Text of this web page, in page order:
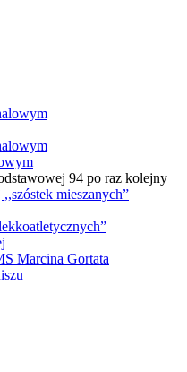
94 po raz kolejny
mieszanych”
Marcina Gortata